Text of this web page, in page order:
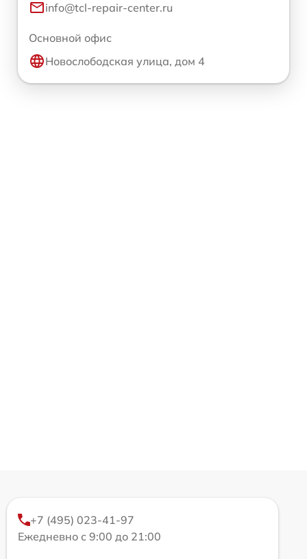
info@tcl-repair-center.ru
Основной офис
Новослободская улица, дом 4
+7 (495) 023-41-97
Ежедневно с 9:00 до 21:00